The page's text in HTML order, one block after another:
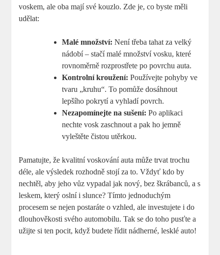
voskem, ale oba mají své kouzlo. Zde je, co byste měli
udělat:
Malé množství: Není třeba tahat za velký
nádobí – stačí malé množství vosku, které
rovnoměrně rozprostřete po povrchu auta.
Kontrolní kroužení: Používejte pohyby ve
tvaru „kruhu“. To pomůže dosáhnout
lepšího pokrytí a vyhladí povrch.
Nezapomínejte na sušení: Po aplikaci
nechte vosk zaschnout a pak ho jemně
vyleštěte čistou utěrkou.
Pamatujte, že kvalitní voskování auta může trvat trochu
déle, ale výsledek rozhodně stojí za to. Vždyť kdo by
nechtěl, aby jeho vůz vypadal jak nový, bez škrábanců, a s
leskem, který oslní i slunce? Tímto jednoduchým
procesem se nejen postaráte o vzhled, ale investujete i do
dlouhověkosti svého automobilu. Tak se do toho pusťte a
užijte si ten pocit, když budete řídit nádherné, lesklé auto!